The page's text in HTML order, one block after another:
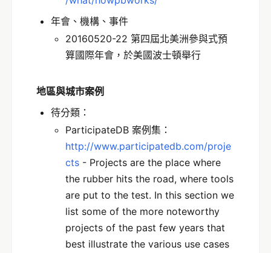
年會、機構、事件
20160520-22 第四屆北美洲參與式預
算國際年會，於美國波士頓舉行
地區與城市案例
待分類：
ParticipateDB 案例集：
http://www.participatedb.com/proje
cts - Projects are the place where
the rubber hits the road, where tools
are put to the test. In this section we
list some of the more noteworthy
projects of the past few years that
best illustrate the various use cases